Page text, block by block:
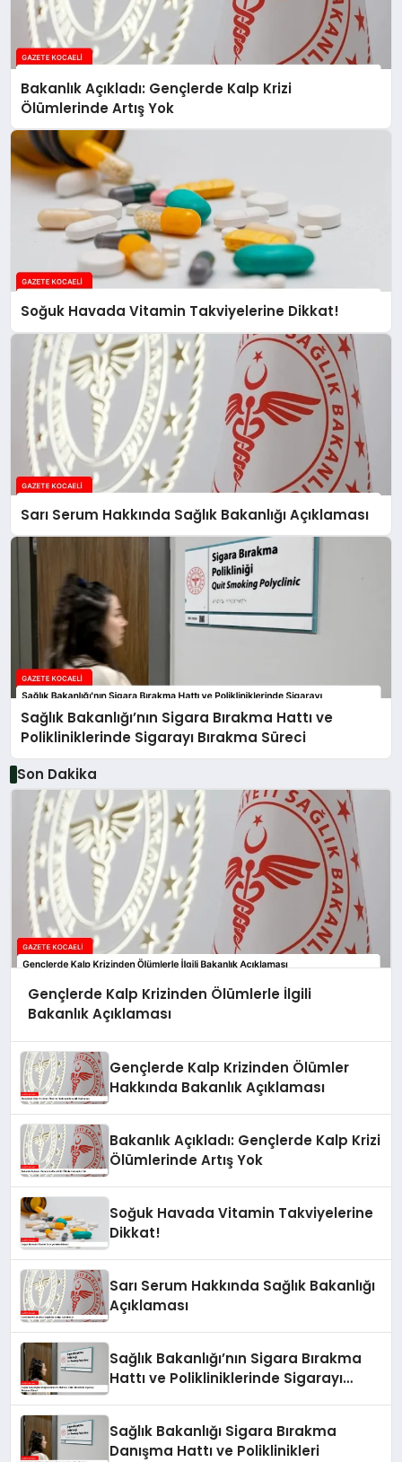
Bakanlık Açıkladı: Gençlerde Kalp Krizi
Ölümlerinde Artış Yok
Soğuk Havada Vitamin Takviyelerine Dikkat!
Sarı Serum Hakkında Sağlık Bakanlığı Açıklaması
Sağlık Bakanlığı’nın Sigara Bırakma Hattı ve
Polikliniklerinde Sigarayı Bırakma Süreci
Son Dakika
Gençlerde Kalp Krizinden Ölümlerle İlgili
Bakanlık Açıklaması
Gençlerde Kalp Krizinden Ölümler
Hakkında Bakanlık Açıklaması
Bakanlık Açıkladı: Gençlerde Kalp Krizi
Ölümlerinde Artış Yok
Soğuk Havada Vitamin Takviyelerine
Dikkat!
Sarı Serum Hakkında Sağlık Bakanlığı
Açıklaması
Sağlık Bakanlığı’nın Sigara Bırakma
Hattı ve Polikliniklerinde Sigarayı
Sağlık Bakanlığı Sigara Bırakma
Danışma Hattı ve Poliklinikleri